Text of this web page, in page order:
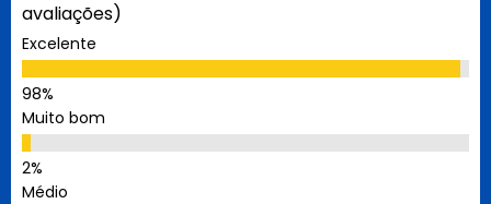
avaliações)
Excelente
Muito bom
Médio